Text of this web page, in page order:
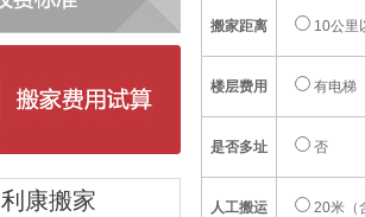
利康搬家
搬家距离 10公里
楼层费用 有电梯
是否多址 否
人工搬运 20米（